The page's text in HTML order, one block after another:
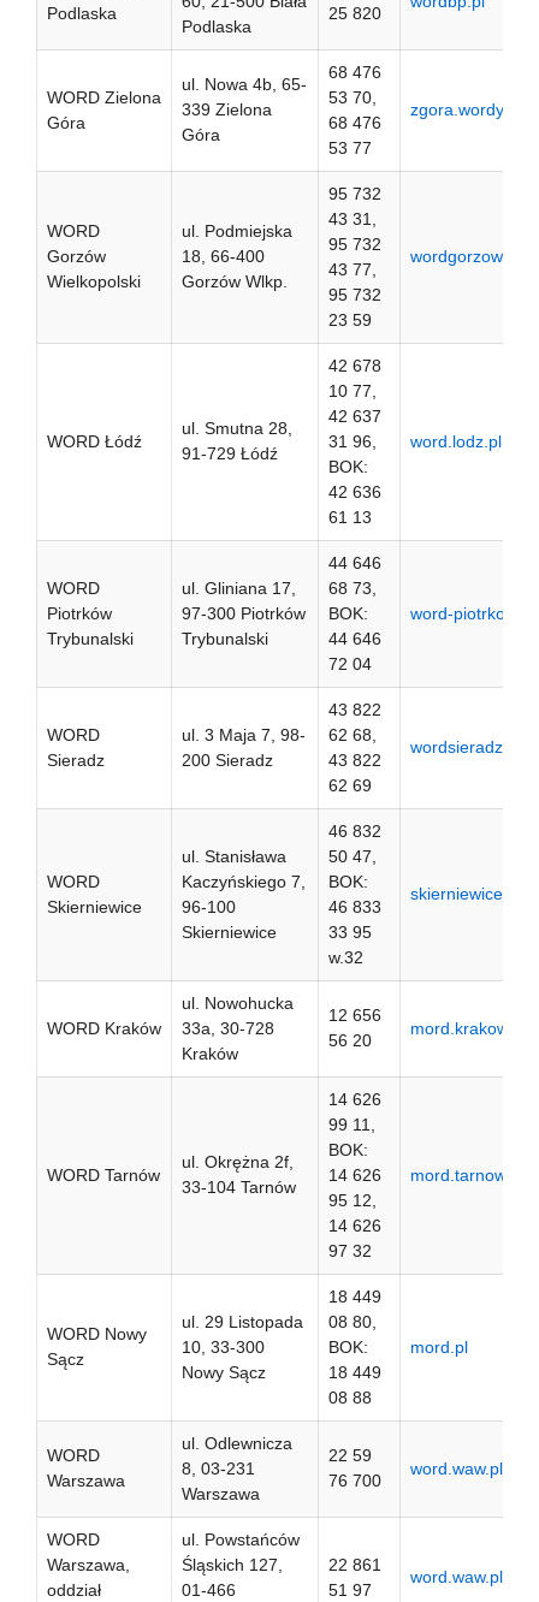
Podlaska
Podlaska
25 820
WORD Zielona
Góra
ul. Nowa 4b, 65-
339 Zielona
Góra
68 476
53 70,
68 476
53 77
zgora.wordy.pl
WORD
Gorzów
Wielkopolski
ul. Podmiejska
18, 66-400
Gorzów Wlkp.
95 732
43 31,
95 732
43 77,
95 732
23 59
wordgorzow.pl
WORD Łódź
ul. Smutna 28,
91-729 Łódź
42 678
10 77,
42 637
31 96,
BOK:
42 636
61 13
word.lodz.pl
WORD
Piotrków
Trybunalski
ul. Gliniana 17,
97-300 Piotrków
Trybunalski
44 646
68 73,
BOK:
44 646
72 04
word-piotrkow.pl
WORD
Sieradz
ul. 3 Maja 7, 98-
200 Sieradz
43 822
62 68,
43 822
62 69
wordsieradz.pl
WORD
Skierniewice
ul. Stanisława
Kaczyńskiego 7,
96-100
Skierniewice
46 832
50 47,
BOK:
46 833
33 95
w.32
WORD Kraków
ul. Nowohucka
33a, 30-728
Kraków
12 656
56 20
mord.krakow.pl
WORD Tarnów
ul. Okrężna 2f,
33-104 Tarnów
14 626
99 11,
BOK:
14 626
95 12,
14 626
97 32
mord.tarnow.pl
WORD Nowy
Sącz
ul. 29 Listopada
10, 33-300
Nowy Sącz
18 449
08 80,
BOK:
18 449
08 88
mord.pl
WORD
Warszawa
ul. Odlewnicza
8, 03-231
Warszawa
22 59
76 700
word.waw.pl
WORD
Warszawa,
oddział
ul. Powstańców
Śląskich 127,
01-466
22 861
51 97
word.waw.pl